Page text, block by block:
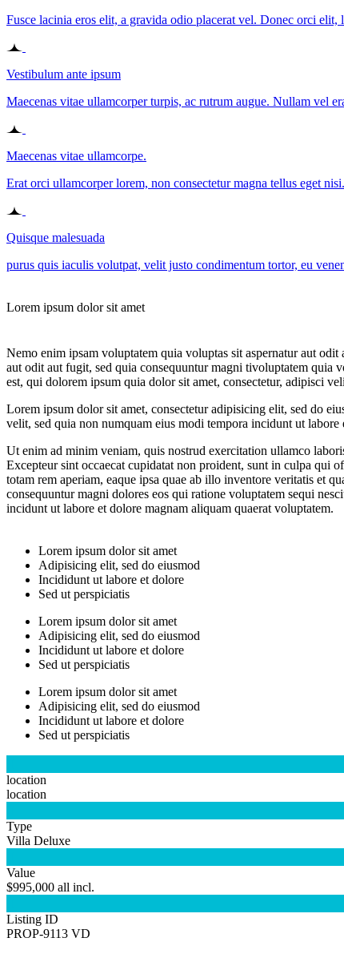
Fusce lacinia eros elit, a gravida odio placerat vel. Donec orci elit,
Vestibulum ante ipsum
Maecenas vitae ullamcorper turpis, ac rutrum augue. Nullam vel
Maecenas vitae ullamcorpe.
Erat orci ullamcorper lorem, non consectetur magna tellus eget
Quisque malesuada
purus quis iaculis volutpat, velit justo condimentum tortor, eu
Lorem ipsum dolor sit amet
Nemo enim ipsam voluptatem quia voluptas sit aspernatur aut
aut odit aut fugit, sed quia consequuntur magni tivoluptatem quia
est, qui dolorem ipsum quia dolor sit amet, consectetur, adipisci
Lorem ipsum dolor sit amet, consectetur adipisicing elit, sed do
velit, sed quia non numquam eius modi tempora incidunt ut
Ut enim ad minim veniam, quis nostrud exercitation ullamco
Excepteur sint occaecat cupidatat non proident, sunt in culpa qui
totam rem aperiam, eaque ipsa quae ab illo inventore veritatis et
consequuntur magni dolores eos qui ratione voluptatem sequi
incidunt ut labore et dolore magnam aliquam quaerat voluptatem.
Lorem ipsum dolor sit amet
Adipisicing elit, sed do eiusmod
Incididunt ut labore et dolore
Sed ut perspiciatis
Lorem ipsum dolor sit amet
Adipisicing elit, sed do eiusmod
Incididunt ut labore et dolore
Sed ut perspiciatis
Lorem ipsum dolor sit amet
Adipisicing elit, sed do eiusmod
Incididunt ut labore et dolore
Sed ut perspiciatis
location
location
Type
Villa Deluxe
Value
$995,000 all incl.
Listing ID
PROP-9113 VD